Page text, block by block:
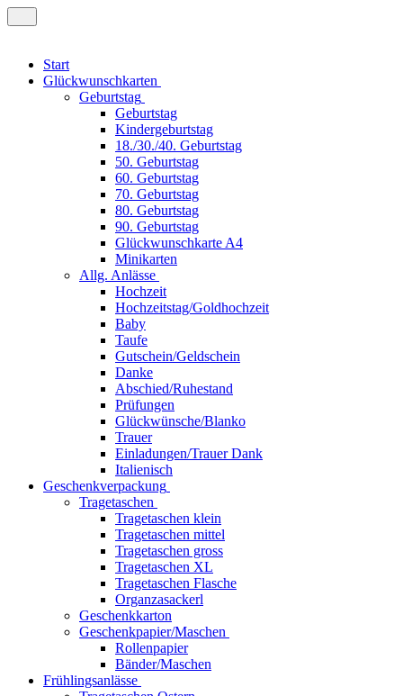
Start
Glückwunschkarten
Geburtstag
Geburtstag
Kindergeburtstag
18./30./40. Geburtstag
50. Geburtstag
60. Geburtstag
70. Geburtstag
80. Geburtstag
90. Geburtstag
Glückwunschkarte A4
Minikarten
Allg. Anlässe
Hochzeit
Hochzeitstag/Goldhochzeit
Baby
Taufe
Gutschein/Geldschein
Danke
Abschied/Ruhestand
Prüfungen
Glückwünsche/Blanko
Trauer
Einladungen/Trauer Dank
Italienisch
Geschenkverpackung
Tragetaschen
Tragetaschen klein
Tragetaschen mittel
Tragetaschen gross
Tragetaschen XL
Tragetaschen Flasche
Organzasackerl
Geschenkkarton
Geschenkpapier/Maschen
Rollenpapier
Bänder/Maschen
Frühlingsanlässe